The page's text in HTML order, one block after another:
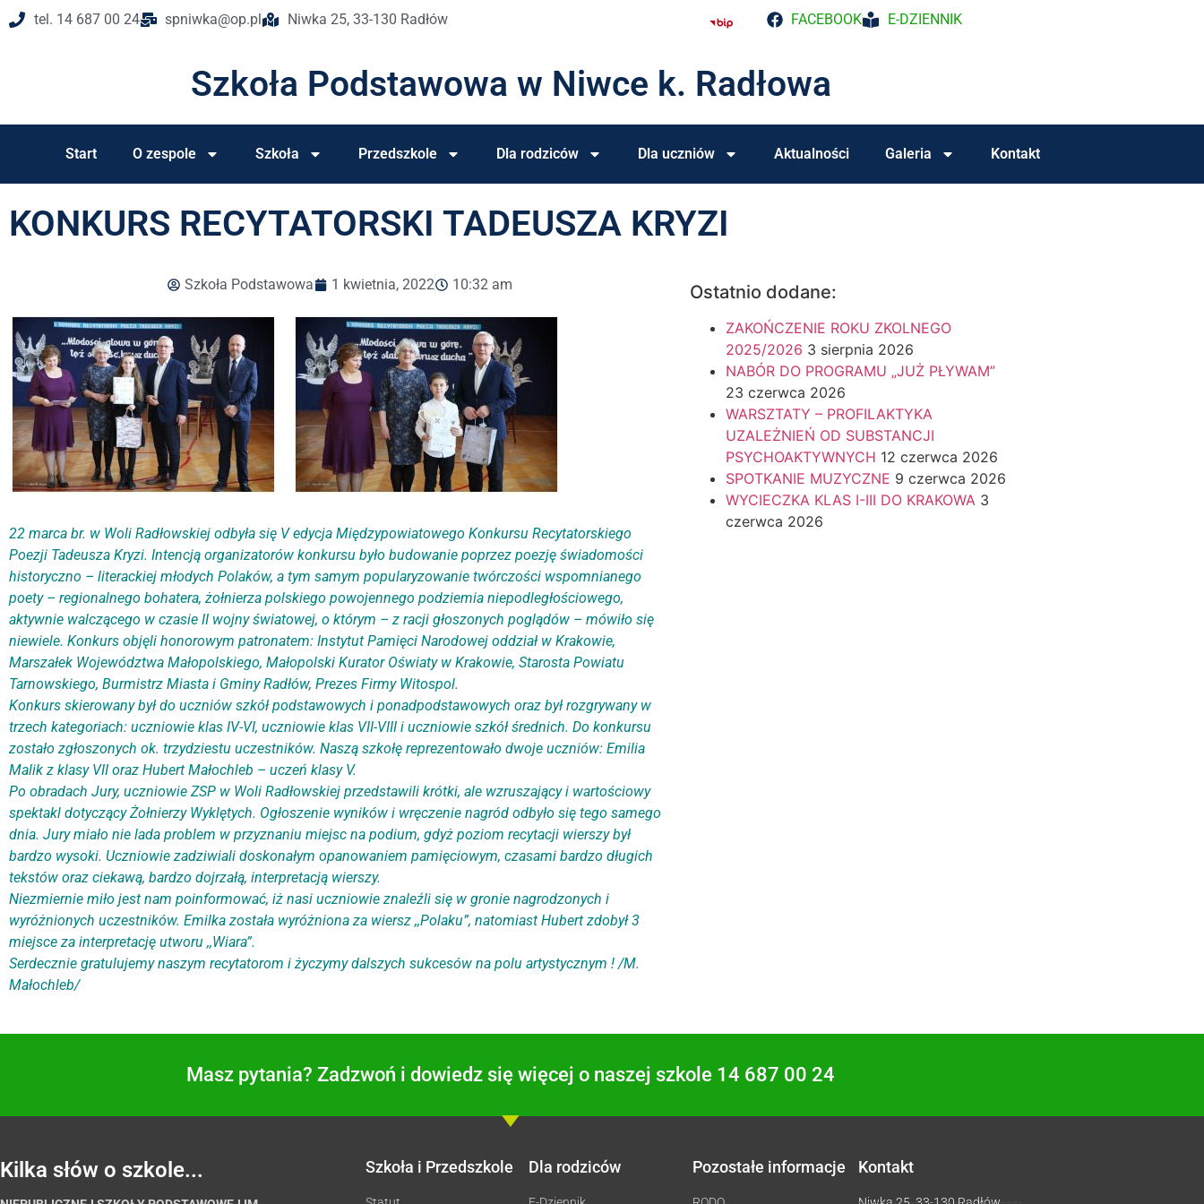
tel. 14 687 00 24 spniwka@op.pl Niwka 25, 33-130 Radłów FACEBOOK E-DZIENNIK
Szkoła Podstawowa w Niwce k. Radłowa
Start O zespole Szkoła Przedszkole Dla rodziców Dla uczniów Aktualności Galeria Kontakt
KONKURS RECYTATORSKI TADEUSZA KRYZI
Szkoła Podstawowa 1 kwietnia, 2022 10:32 am
22 marca br. w Woli Radłowskiej odbyła się V edycja Międzypowiatowego Konkursu Recytatorskiego
Poezji Tadeusza Kryzi. Intencją organizatorów konkursu było budowanie poprzez poezję świadomości
historyczno – literackiej młodych Polaków, a tym samym popularyzowanie twórczości wspomnianego
poety – regionalnego bohatera, żołnierza polskiego powojennego podziemia niepodległościowego,
aktywnie walczącego w czasie II wojny światowej, o którym – z racji głoszonych poglądów – mówiło się
niewiele. Konkurs objęli honorowym patronatem: Instytut Pamięci Narodowej oddział w Krakowie,
Marszałek Województwa Małopolskiego, Małopolski Kurator Oświaty w Krakowie, Starosta Powiatu
Tarnowskiego, Burmistrz Miasta i Gminy Radłów, Prezes Firmy Witospol.
Konkurs skierowany był do uczniów szkół podstawowych i ponadpodstawowych oraz był rozgrywany w
trzech kategoriach: uczniowie klas IV-VI, uczniowie klas VII-VIII i uczniowie szkół średnich. Do konkursu
zostało zgłoszonych ok. trzydziestu uczestników. Naszą szkołę reprezentowało dwoje uczniów: Emilia
Malik z klasy VII oraz Hubert Małochleb – uczeń klasy V.
Po obradach Jury, uczniowie ZSP w Woli Radłowskiej przedstawili krótki, ale wzruszający i wartościowy
spektakl dotyczący Żołnierzy Wyklętych. Ogłoszenie wyników i wręczenie nagród odbyło się tego samego
dnia. Jury miało nie lada problem w przyznaniu miejsc na podium, gdyż poziom recytacji wierszy był
bardzo wysoki. Uczniowie zadziwiali doskonałym opanowaniem pamięciowym, czasami bardzo długich
tekstów oraz ciekawą, bardzo dojrzałą, interpretacją wierszy.
Niezmiernie miło jest nam poinformować, iż nasi uczniowie znaleźli się w gronie nagrodzonych i
wyróżnionych uczestników. Emilka została wyróżniona za wiersz ,,Polaku”, natomiast Hubert zdobył 3
miejsce za interpretację utworu ,,Wiara”.
Serdecznie gratulujemy naszym recytatorom i życzymy dalszych sukcesów na polu artystycznym ! /M.
Małochleb/
Ostatnio dodane:
ZAKOŃCZENIE ROKU ZKOLNEGO
2025/2026 3 sierpnia 2026
NABÓR DO PROGRAMU „JUŻ PŁYWAM”
23 czerwca 2026
WARSZTATY – PROFILAKTYKA
UZALEŻNIEŃ OD SUBSTANCJI
PSYCHOAKTYWNYCH 12 czerwca 2026
SPOTKANIE MUZYCZNE 9 czerwca 2026
WYCIECZKA KLAS I-III DO KRAKOWA 3
czerwca 2026
Masz pytania? Zadzwoń i dowiedz się więcej o naszej szkole 14 687 00 24
Kilka słów o szkole... Szkoła i Przedszkole Dla rodziców Pozostałe informacje Kontakt